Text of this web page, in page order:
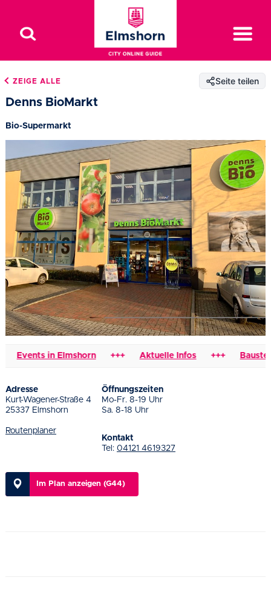
ZEIGE ALLE Seite teilen
Denns BioMarkt
Bio-Supermarkt
Events in Elmshorn +++ Aktuelle Infos +++ Baustellen
Adresse
Kurt-Wagener-Straße 4
25337 Elmshorn
Routenplaner
Öffnungszeiten
Mo-Fr. 8-19 Uhr
Sa. 8-18 Uhr
Kontakt
Tel: 04121 4619327
Im Plan anzeigen (G44)